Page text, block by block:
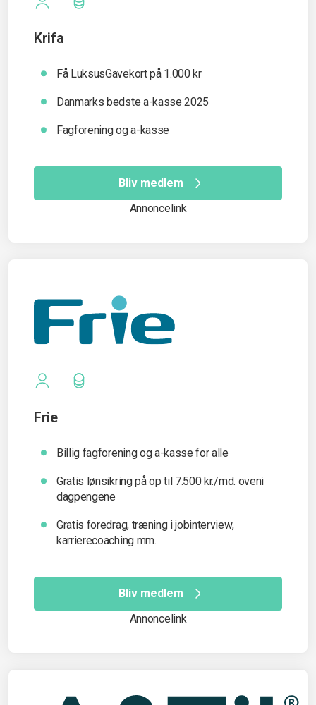
Krifa
Få LuksusGavekort på 1.000 kr
Danmarks bedste a-kasse 2025
Fagforening og a-kasse
Bliv medlem
Annoncelink
Frie
Billig fagforening og a-kasse for alle
Gratis lønsikring på op til 7.500 kr./md. oveni
dagpengene
Gratis foredrag, træning i jobinterview,
karrierecoaching mm.
Bliv medlem
Annoncelink